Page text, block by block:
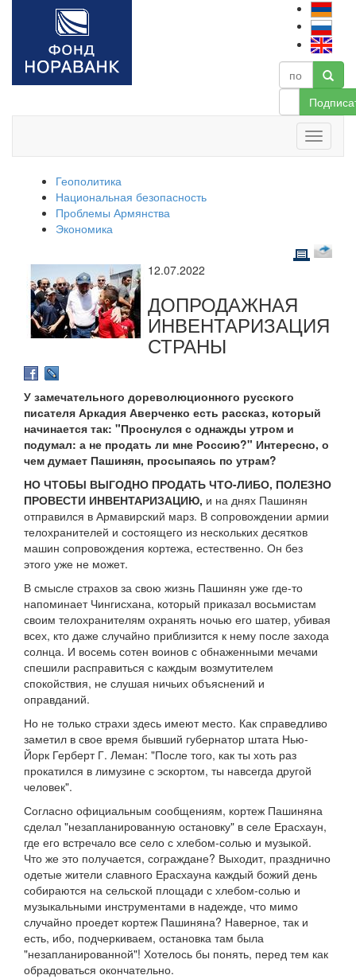
Геополитика
Национальная безопасность
Проблемы Армянства
Экономика
12.07.2022
ДОПРОДАЖНАЯ
ИНВЕНТАРИЗАЦИЯ
СТРАНЫ
У замечательного дореволюционного русского
писателя Аркадия Аверченко есть рассказ, который
начинается так: "Проснулся с однажды утром и
подумал: а не продать ли мне Россию?" Интересно, о
чем думает Пашинян, просыпаясь по утрам?
НО ЧТОБЫ ВЫГОДНО ПРОДАТЬ ЧТО-ЛИБО, ПОЛЕЗНО
ПРОВЕСТИ ИНВЕНТАРИЗАЦИЮ, и на днях Пашинян
отправился в Армавирский марз. В сопровождении армии
телохранителей и состоящего из нескольких десятков
машин сопровождения кортежа, естественно. Он без
этого уже не может.
В смысле страхов за свою жизнь Пашинян уже где-то
напоминает Чингисхана, который приказал восьмистам
своим телохранителям охранять ночью его шатер, убивая
всех, кто даже случайно приблизится к нему после захода
солнца. И восемь сотен воинов с обнаженными мечами
спешили расправиться с каждым возмутителем
спокойствия, не слушая ничьих объяснений и
оправданий.
Но не только страхи здесь имеют место. Как справедливо
заметил в свое время бывший губернатор штата Нью-
Йорк Герберт Г. Леман: "После того, как ты хоть раз
прокатился в лимузине с эскортом, ты навсегда другой
человек".
Согласно официальным сообщениям, кортеж Пашиняна
сделал "незапланированную остановку" в селе Ерасхаун,
где его встречало все село с хлебом-солью и музыкой.
Что же это получается, сограждане? Выходит, празднично
одетые жители славного Ерасхауна каждый божий день
собираются на сельской площади с хлебом-солью и
музыкальными инструментами в надежде, что мимо
случайно проедет кортеж Пашиняна? Наверное, так и
есть, ибо, подчеркиваем, остановка там была
"незапланированной"! Хотелось бы понять, перед тем как
обрадоваться окончательно.